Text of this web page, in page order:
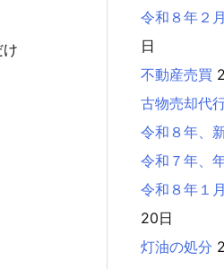
令和８年２
日
不動産売買
古物売却代
令和８年、
令和７年、
令和８年１
20日
灯油の処分